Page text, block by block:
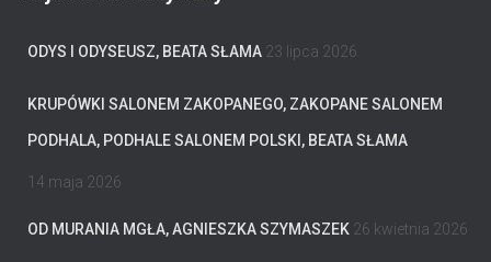
ODYS I ODYSEUSZ, BEATA SŁAMA 23 lipca 2026
KRUPÓWKI SALONEM ZAKOPANEGO, ZAKOPANE SALONEM
PODHALA, PODHALE SALONEM POLSKI, BEATA SŁAMA
14 maja 2026
OD MURANIA MGŁA, AGNIESZKA SZYMASZEK 26 kwietnia 2026